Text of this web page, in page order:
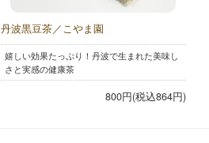
丹波黒豆茶／こやま園
嬉しい効果たっぷり！丹波で生まれた美味し
さと実感の健康茶
800円(税込864円)